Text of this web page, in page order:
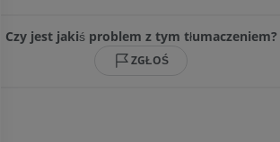
Czy jest jakiś problem z tym tłumaczeniem?
ZGŁOŚ